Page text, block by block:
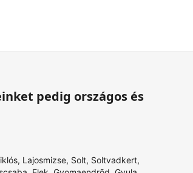
pedig országos és
, Lajosmizse, Solt, Soltvadkert,